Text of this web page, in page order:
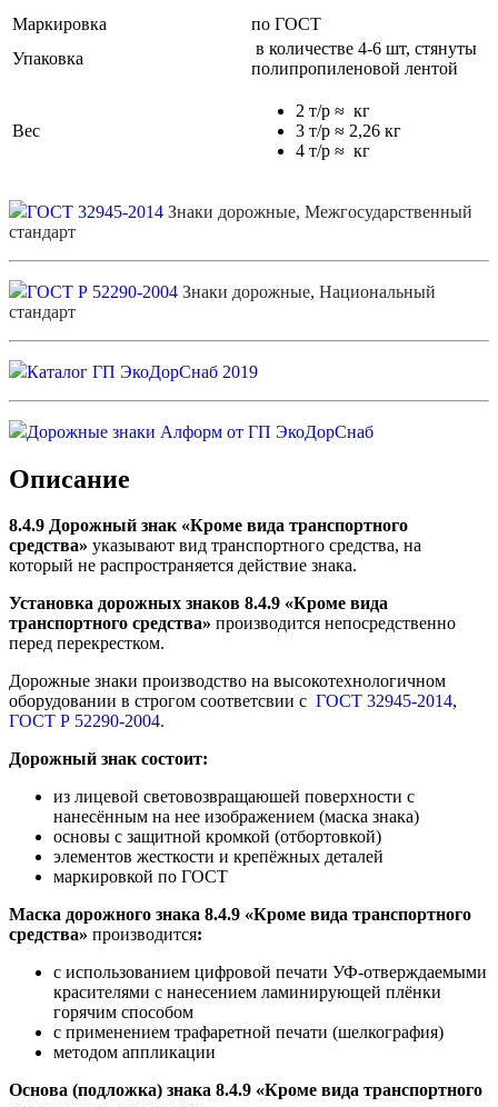
Маркировка
по ГОСТ
Упаковка
в количестве 4-6 шт, стянуты
полипропиленовой лентой
Вес
2 т/р ≈ кг
3 т/р ≈ 2,26 кг
4 т/р ≈ кг
ГОСТ 32945-2014 Знаки дорожные, Межгосударственный
стандарт
ГОСТ Р 52290-2004 Знаки дорожные, Национальный
стандарт
Каталог ГП ЭкоДорСнаб 2019
Дорожные знаки Алформ от ГП ЭкоДорСнаб
Описание
8.4.9 Дорожный знак «Кроме вида транспортного
средства» указывают вид транспортного средства, на
который не распространяется действие знака.
Установка дорожных знаков 8.4.9 «Кроме вида
транспортного средства» производится непосредственно
перед перекрестком.
Дорожные знаки производство на высокотехнологичном
оборудовании в строгом соответсвии с ГОСТ 32945-2014,
ГОСТ Р 52290-2004.
Дорожный знак состоит:
из лицевой световозвращаюшей поверхности с
нанесённым на нее изображением (маска знака)
основы с защитной кромкой (отбортовкой)
элементов жесткости и крепёжных деталей
маркировкой по ГОСТ
Маска дорожного знака 8.4.9 «Кроме вида транспортного
средства» производится:
с использованием цифровой печати УФ-отверждаемыми
красителями с нанесением ламинирующей плёнки
горячим способом
с применением трафаретной печати (шелкография)
методом аппликации
Основа (подложка) знака 8.4.9 «Кроме вида транспортного